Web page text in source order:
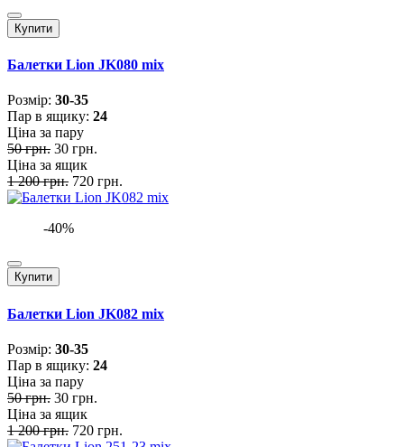
Купити
Балетки Lion JK080 mix
Розмiр: 30-35
Пар в ящику: 24
Ціна за пару
50 грн. 30 грн.
Ціна за ящик
1 200 грн. 720 грн.
-40%
Купити
Балетки Lion JK082 mix
Розмiр: 30-35
Пар в ящику: 24
Ціна за пару
50 грн. 30 грн.
Ціна за ящик
1 200 грн. 720 грн.